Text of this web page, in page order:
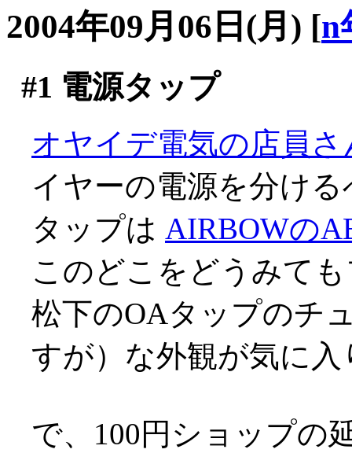
2004年09月06日(月) [n
#1 電源タップ
オヤイデ電気の店員さ
イヤーの電源を分け
タップは AIRBOWの
このどこをどうみて
松下のOAタップのチ
すが）な外観が気に
で、100円ショップの